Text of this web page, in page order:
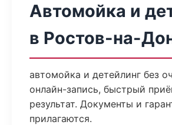
Автомойка и
в Ростов-на-
автомойка и детейлинг без
онлайн-запись, быстрый
результат. Документы и
прилагаются.